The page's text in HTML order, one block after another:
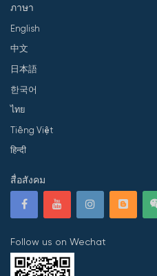
ภาษา
English
中文
日本語
한국어
ไทย
Tiếng Việt
हिन्दी
สื่อสังคม
Follow us on Wechat